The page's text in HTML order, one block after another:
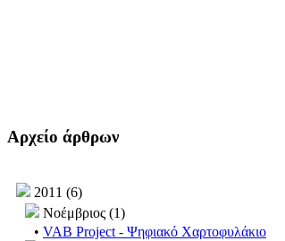
Αρχείο άρθρων
2011 (6)
Νοέμβριος (1)
• VAB Project - Ψηφιακό Χαρτοφυλάκιο